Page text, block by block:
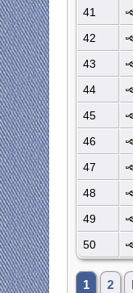
41
42
43
44
45
46
47
48
49
50
1 2